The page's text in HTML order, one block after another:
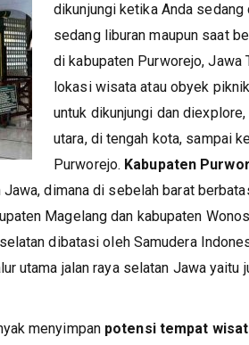
dikunjungi ketika Anda
sedang liburan maupun saat
di kabupaten Purworejo, Jawa
lokasi wisata atau obyek
untuk dikunjungi dan
utara, di tengah kota, sampai
Purworejo. Kabupaten
dimana di sebelah barat
Magelang dan kabupaten
dibatasi oleh Samudera
utama jalan raya selatan Jawa yaitu
menyimpan potensi tempat